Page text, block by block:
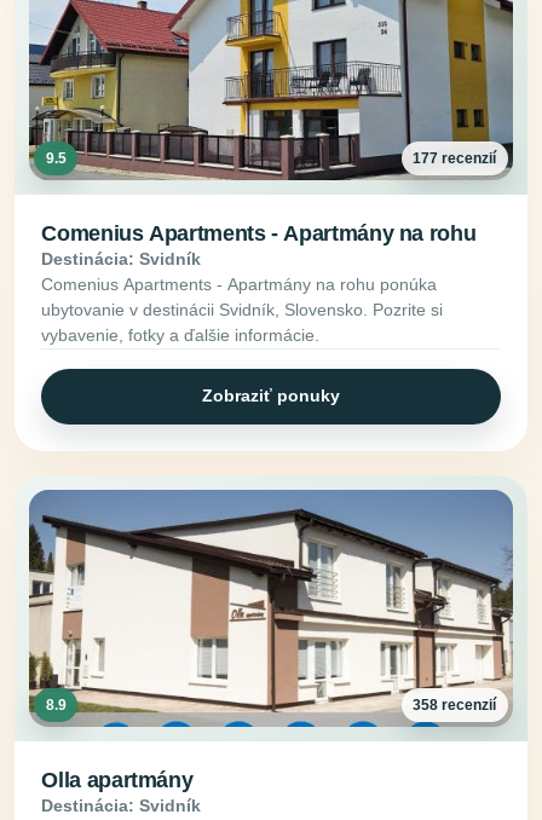
9.5 177 recenzií
Comenius Apartments - Apartmány na rohu
Destinácia: Svidník
Comenius Apartments - Apartmány na rohu ponúka
ubytovanie v destinácii Svidník, Slovensko. Pozrite si
vybavenie, fotky a ďalšie informácie.
Zobraziť ponuky
8.9 358 recenzií
Olla apartmány
Destinácia: Svidník